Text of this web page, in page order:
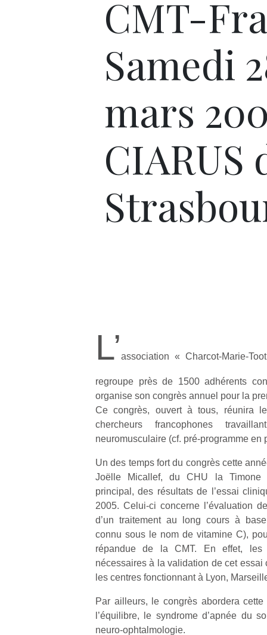
CMT-
Samedi
mars
CIARUS
L’association « Charcot-Marie-
regroupe près de 1500 adhérents
organise son congrès annuel pour la
Ce congrès, ouvert à tous, réunira
chercheurs francophones
neuromusculaire (cf. pré-programme en
Un des temps fort du congrès cette
Joëlle Micallef, du CHU la Timone
principal, des résultats de l’essai
2005. Celui-ci concerne l’évaluation
d’un traitement au long cours à
connu sous le nom de vitamine C),
répandue de la CMT. En effet, les
nécessaires à la validation de cet
les centres fonctionnant à Lyon,
Par ailleurs, le congrès abordera
l’équilibre, le syndrome d’apnée du
neuro-ophtalmologie.